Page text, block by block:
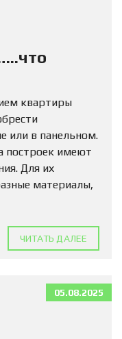
квартиры
или в панельном.
построек имеют
Для их
материалы,
ЧИТАТЬ ДАЛЕЕ
05.08.2025